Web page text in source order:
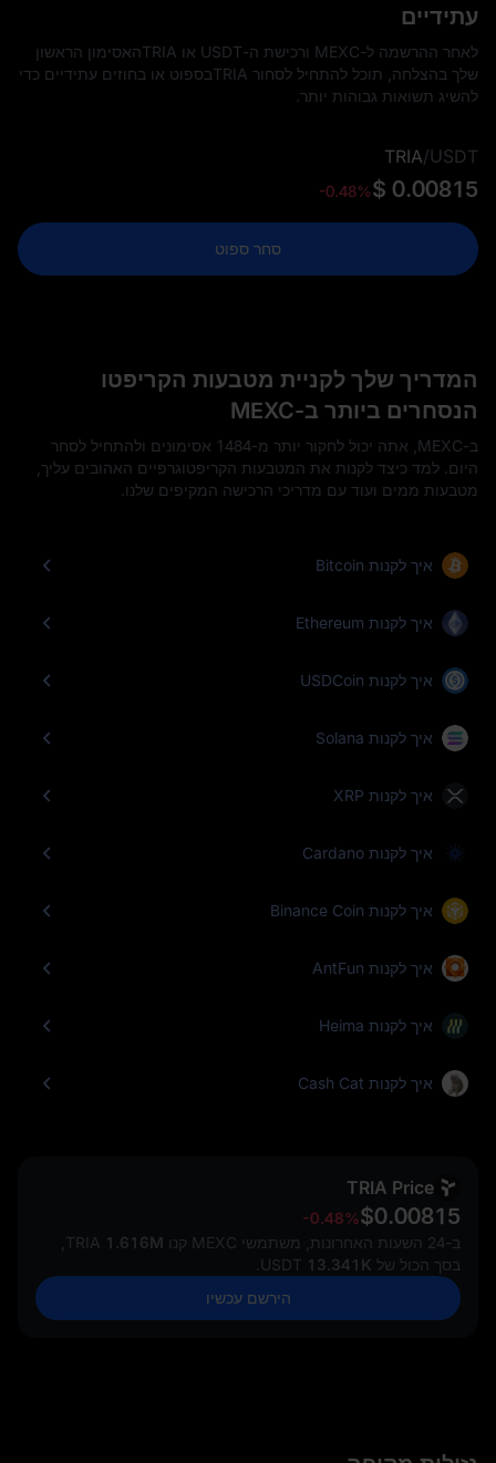
עתידיים
לאחר ההרשמה ל-MEXC ורכישת ה-USDT או TRIAהאסימון הראשון
שלך בהצלחה, תוכל להתחיל לסחור TRIAבספוט או בחוזים עתידיים כדי
להשיג תשואות גבוהות יותר.
TRIA/USDT
$ 0.00815
-0.48%
סחר ספוט
המדריך שלך לקניית מטבעות הקריפטו
הנסחרים ביותר ב-MEXC
ב-MEXC, אתה יכול לחקור יותר מ-1484 אסימונים ולהתחיל לסחר
היום. למד כיצד לקנות את המטבעות הקריפטוגרפיים האהובים עליך,
מטבעות ממים ועוד עם מדריכי הרכישה המקיפים שלנו.
איך לקנות Bitcoin
איך לקנות Ethereum
איך לקנות USDCoin
איך לקנות Solana
איך לקנות XRP
איך לקנות Cardano
איך לקנות Binance Coin
איך לקנות AntFun
איך לקנות Heima
איך לקנות Cash Cat
TRIA Price
$0.00815
-0.48%
ב-24 השעות האחרונות, משתמשי MEXC קנו
1.616M
בסך הכול של 13.341K
הירשם עכשיו